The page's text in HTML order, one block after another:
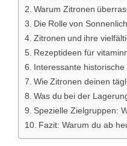
Warum Zitronen
Die Rolle von
Zitronen und ihre
Rezeptideen für
Interessante
Wie Zitronen deinen
Was du bei der
Spezielle Zielgruppen:
Fazit: Warum du ab